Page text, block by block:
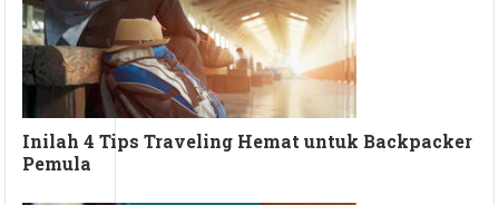
Inilah 4 Tips Traveling Hemat untuk Backpacker
Pemula